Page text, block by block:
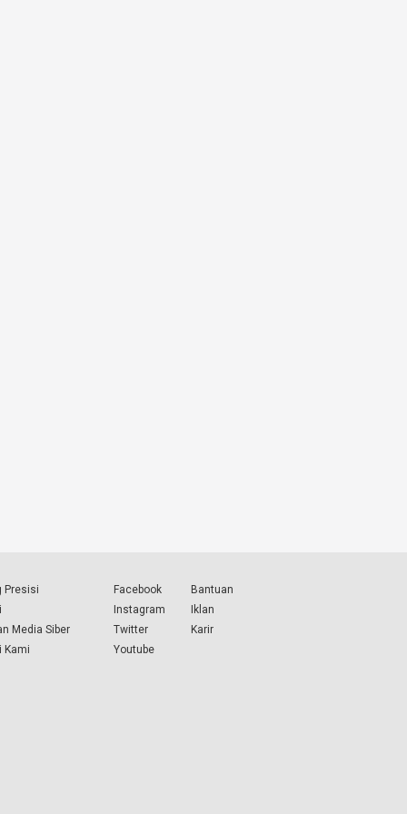
Presisi
Media Siber
Kami
Facebook
Instagram
Twitter
Youtube
Bantuan
Iklan
Karir